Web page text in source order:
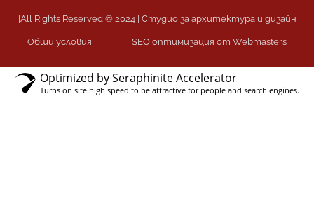
|All Rights Reserved © 2024 | Студио за архитектура и дизайн
Общи условия SEO оптимизация от Webmasters
Optimized by Seraphinite Accelerator
Turns on site high speed to be attractive for people and search engines.